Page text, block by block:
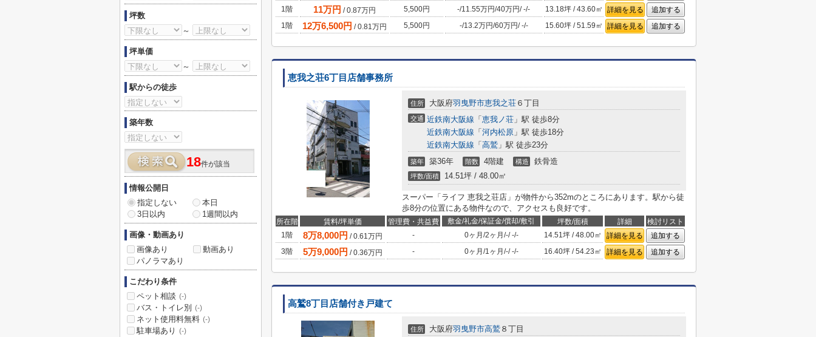
1階
11万円 /0.87万円 5,500円 -/11.55万円/40万円/-/- 13.18坪 / 43.60㎡ 詳細を見る
追加する
1階
12万6,500円 /0.81万円 5,500円 -/13.2万円/60万円/-/- 15.60坪 / 51.59㎡ 詳細を見る 追加する
恵我之荘6丁目店舗事務所
住所 大阪府羽曳野市恵我之荘 ６丁目
交通 近鉄南大阪線 「 恵我ノ荘 」駅 徒歩8分
近鉄南大阪線 「 河内松原 」駅 徒歩18分
近鉄南大阪線 「 高鷲 」駅 徒歩23分
築年 築36年 階数 4階建 構造 鉄骨造
坪数/面積 14.51坪 / 48.00㎡
スーパー「ライフ 恵我之荘店」が物件から352mのところにあります。駅から徒
歩8分の位置にある物件なので、アクセスも良好です。
所在階 賃料/坪単価 管理費・共益費 敷金/礼金/保証金/償却/敷引 坪数/面積 詳細
検討リスト
1階
8万8,000円 /0.61万円 - 0ヶ月 /2ヶ月 /-/-/- 14.51坪 / 48.00㎡ 詳細を見る
追加する
3階
5万9,000円 /0.36万円 - 0ヶ月 /1ヶ月 /-/-/- 16.40坪 / 54.23㎡ 詳細を見る 追加する
高鷲8丁目店舗付き戸建て
住所 大阪府羽曳野市高鷲 ８丁目
坪数
～
坪単価
～
駅からの徒歩
築年数
18件が該当
情報公開日
指定しない
本日
3日以内
1週間以内
画像・動画あり
画像あり
動画あり
パノラマあり
こだわり条件
ペット相談 (-)
バス・トイレ別 (-)
ネット使用料無料 (-)
駐車場あり (-)